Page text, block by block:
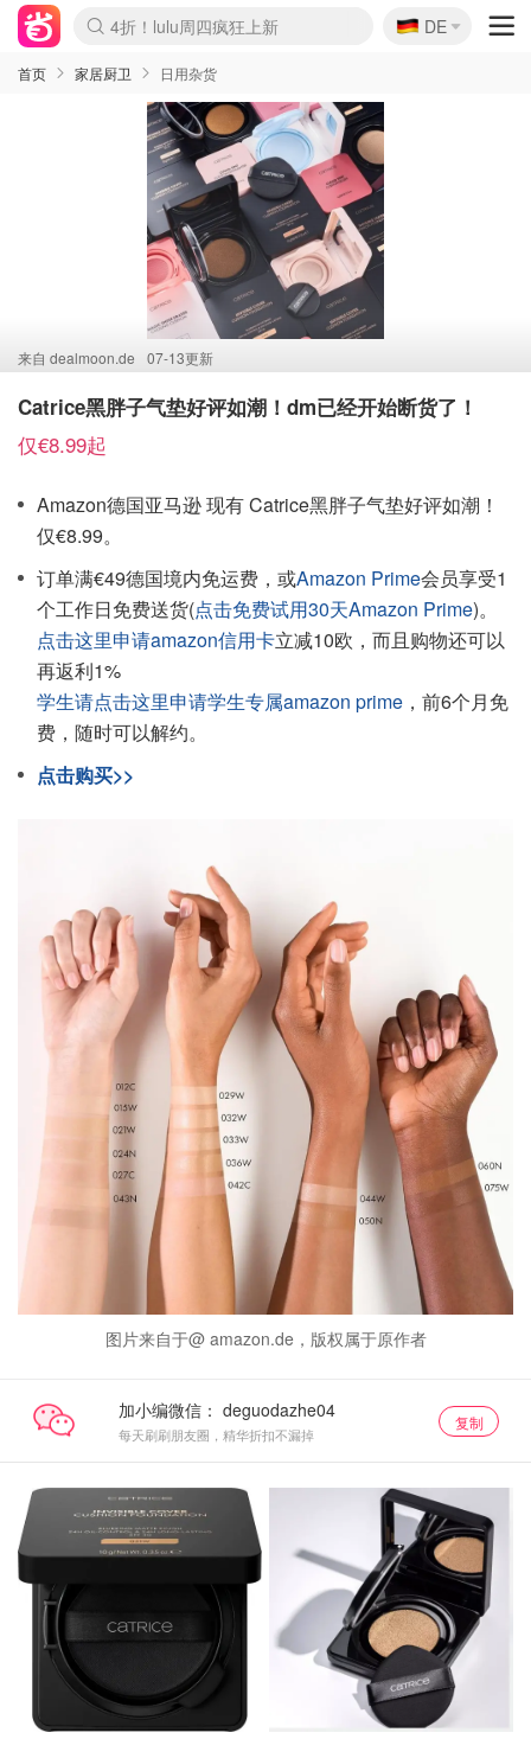
Boticinal 夏促开抢！
4折！lulu周四疯狂上新
还没结束！&OtherStories大促
Joybuy变相75折 随时失效
速领！Stanley独家85折
疑似霸哥！Camper额外叠85折
Zalando 奥莱闪促！每日更新
Moncler反季囤！5折起+叠9折
Coach Brooklyn仅€192
🇩🇪
DE
首页 家居厨卫 日用杂货
来自 dealmoon.de 07-13更新
Catrice黑胖子气垫好评如潮！dm已经开始断货了！
仅€8.99起
Amazon德国亚马逊 现有 Catrice黑胖子气垫好评如潮！
仅€8.99。
订单满€49德国境内免运费，或Amazon Prime会员享受1
个工作日免费送货(点击免费试用30天Amazon Prime)。
点击这里申请amazon信用卡立减10欧，而且购物还可以
再返利1%
学生请点击这里申请学生专属amazon prime ，前6个月免
费，随时可以解约。
点击购买>>
图片来自于@ amazon.de，版权属于原作者
加小编微信：
每天刷刷朋友圈，精华折扣不漏掉
复制